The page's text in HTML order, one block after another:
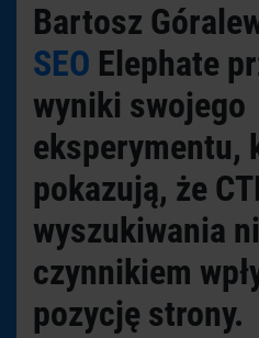
Bartosz
SEO Elephate
wyniki swojego
eksperymentu,
pokazują, że
wyszukiwania
czynnikiem
pozycję strony.